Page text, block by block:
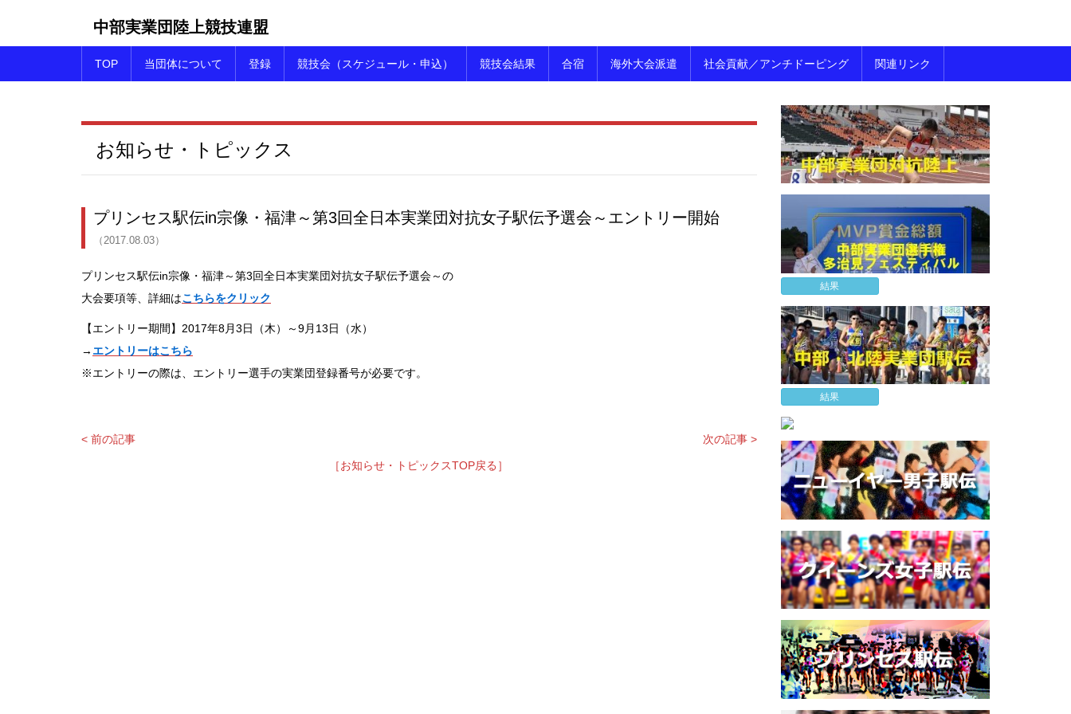
中部実業団陸上競技連盟
TOP 当団体について 登録 競技会（スケジュール・申込） 競技会結果 合宿 海外大会派遣 社会貢献／アンチドーピング 関連リンク
お知らせ・トピックス
プリンセス駅伝in宗像・福津～第3回全日本実業団対抗女子駅伝予選会～エントリー開始
（2017.08.03）
プリンセス駅伝in宗像・福津～第3回全日本実業団対抗女子駅伝予選会～の
大会要項等、詳細はこちらをクリック
【エントリー期間】2017年8月3日（木）～9月13日（水）
→ エントリーはこちら
※エントリーの際は、エントリー選手の実業団登録番号が必要です。
< 前の記事 次の記事 >
［お知らせ・トピックスTOP戻る］
結果
結果